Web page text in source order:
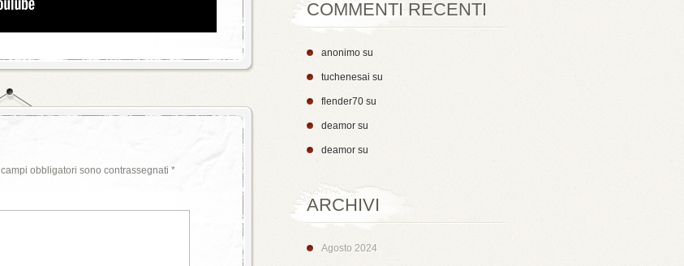
I campi obbligatori sono contrassegnati *
COMMENTI RECENTI
anonimo su
tuchenesai su
flender70 su
deamor su
deamor su
ARCHIVI
Agosto 2024